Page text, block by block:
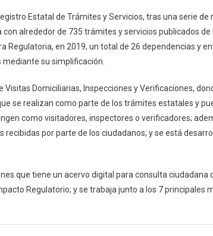
Estatal de Trámites y Servicios, tras una serie de
alrededor de 735 trámites y servicios publicados de
Regulatoria, en 2019, un total de 26 dependencias y
su simplificación.
Domiciliarias, Inspecciones y Verificaciones,
se realizan como parte de los trámites estatales y
como visitadores, inspectores o verificadores;
por parte de los ciudadanos; y se está
que tiene un acervo digital para consulta ciudadana
Regulatorio; y se trabaja junto a los 7 principales